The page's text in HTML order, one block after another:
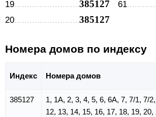
19 385127
20 385127
61
Номера домов по индексу
Индекс Номера домов
385127
1, 1А, 2, 3, 4, 5, 6, 6А, 7, 7/1, 7/
12, 13, 14, 15, 16, 17, 18, 19, 20,